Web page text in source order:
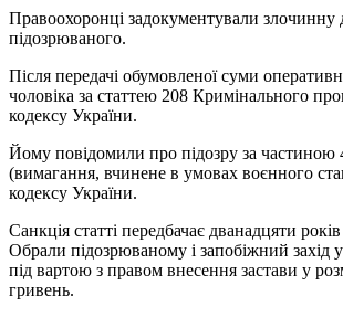
Правоохоронці задокументували злочинну
підозрюваного.
Після передачі обумовленої суми
чоловіка за статтею 208 Кримінального
кодексу України.
Йому повідомили про підозру за частиною
(вимагання, вчинене в умовах воєнного
кодексу України.
Санкція статті передбачає дванадцяти
Обрали підозрюваному і запобіжний захід
під вартою з правом внесення застави у
гривень.